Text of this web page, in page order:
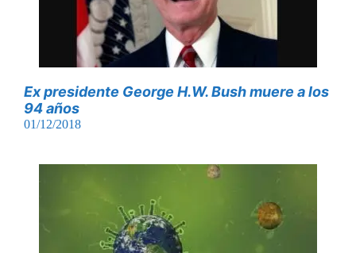
Ex presidente George H.W. Bush muere a los
94 años
01/12/2018